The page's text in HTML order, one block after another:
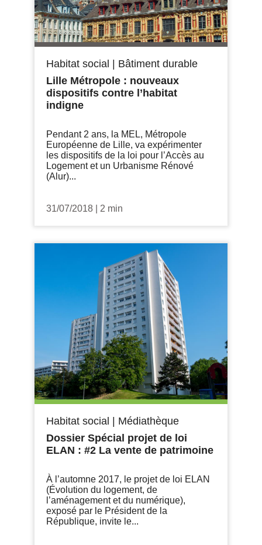
Habitat social
Bâtiment durable
Lille Métropole : nouveaux
dispositifs contre l’habitat
indigne
Pendant 2 ans, la MEL, Métropole
Européenne de Lille, va expérimenter
les dispositifs de la loi pour l’Accès au
Logement et un Urbanisme Rénové
(Alur)...
31/07/2018 2 min
Habitat social
Médiathèque
Dossier Spécial projet de loi
ELAN : #2 La vente de patrimoine
À l’automne 2017, le projet de loi ELAN
(Évolution du logement, de
l’aménagement et du numérique),
exposé par le Président de la
République, invite le...